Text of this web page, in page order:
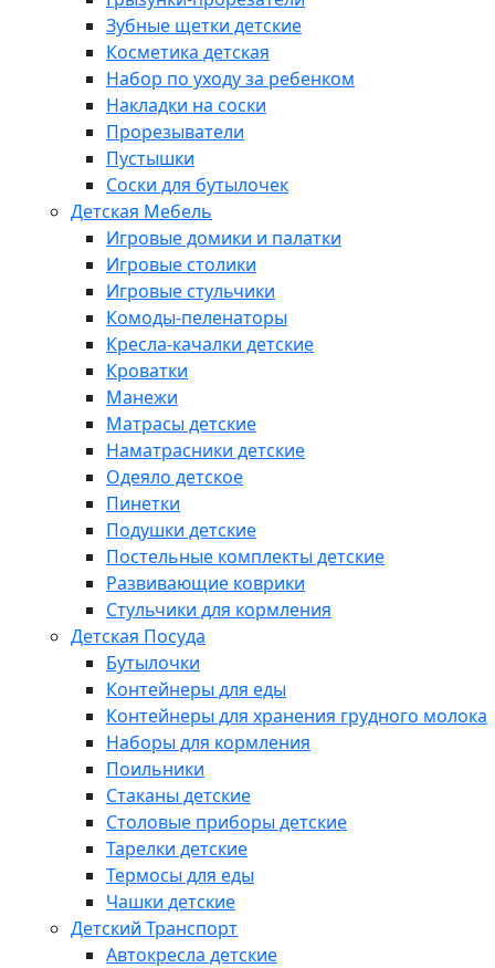
Зубные щетки детские
Косметика детская
Набор по уходу за ребенком
Накладки на соски
Прорезыватели
Пустышки
Соски для бутылочек
Детская Мебель
Игровые домики и палатки
Игровые столики
Игровые стульчики
Комоды-пеленаторы
Кресла-качалки детские
Кроватки
Манежи
Матрасы детские
Наматрасники детские
Одеяло детское
Пинетки
Подушки детские
Постельные комплекты детские
Развивающие коврики
Стульчики для кормления
Детская Посуда
Бутылочки
Контейнеры для еды
Контейнеры для хранения грудного молока
Наборы для кормления
Поильники
Стаканы детские
Столовые приборы детские
Тарелки детские
Термосы для еды
Чашки детские
Детский Транспорт
Автокресла детские